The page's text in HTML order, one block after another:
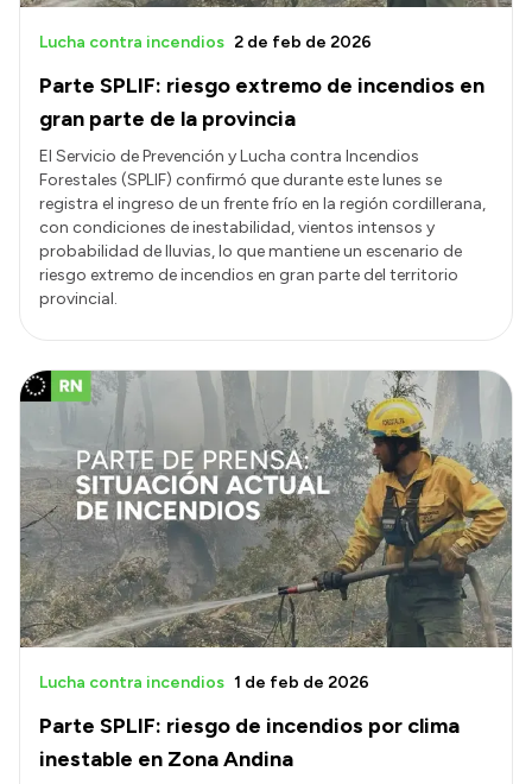
Parte SPLIF: riesgo extremo de incendios en
gran parte de la provincia
Lucha contra incendios 2 de feb de 2026
El Servicio de Prevención y Lucha contra Incendios
Forestales (SPLIF) confirmó que durante este lunes se
registra el ingreso de un frente frío en la región cordillerana,
con condiciones de inestabilidad, vientos intensos y
probabilidad de lluvias, lo que mantiene un escenario de
riesgo extremo de incendios en gran parte del territorio
provincial.
Parte SPLIF: riesgo de incendios por clima
inestable en Zona Andina
Lucha contra incendios 1 de feb de 2026